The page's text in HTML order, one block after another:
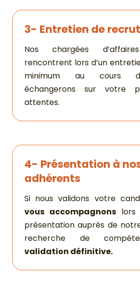
3- Entretien de
Nos chargées
rencontrent lors d’un
minimum au cours
échangerons sur votre
attentes.
4- Présentation à
adhérents
Si nous validons votre
vous accompagnons lors
présentation auprès de
recherche de
validation définitive.